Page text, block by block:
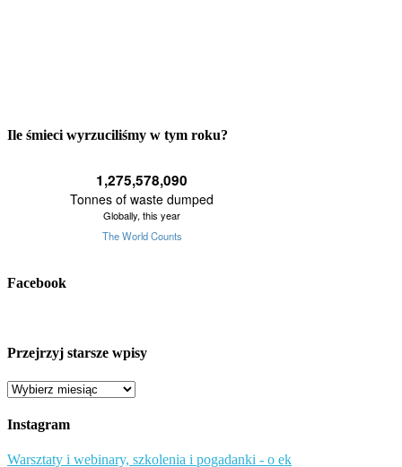
Ile śmieci wyrzuciliśmy w tym roku?
Facebook
Przejrzyj starsze wpisy
Przejrzyj
wpisy
Instagram
Warsztaty i webinary, szkolenia i pogadanki - o ek